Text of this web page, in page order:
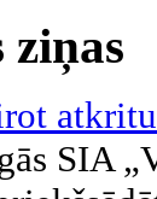
ziņas
SIA